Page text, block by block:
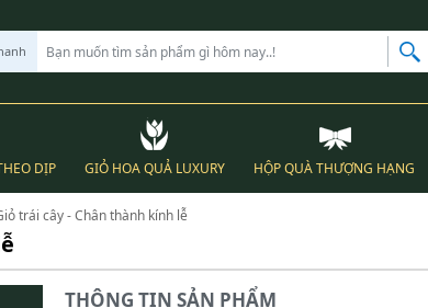
DỊP GIỎ HOA QUẢ LUXURY HỘP QUÀ THƯỢNG HẠNG
trái cây - Chân thành kính lễ
THÔNG TIN SẢN PHẨM